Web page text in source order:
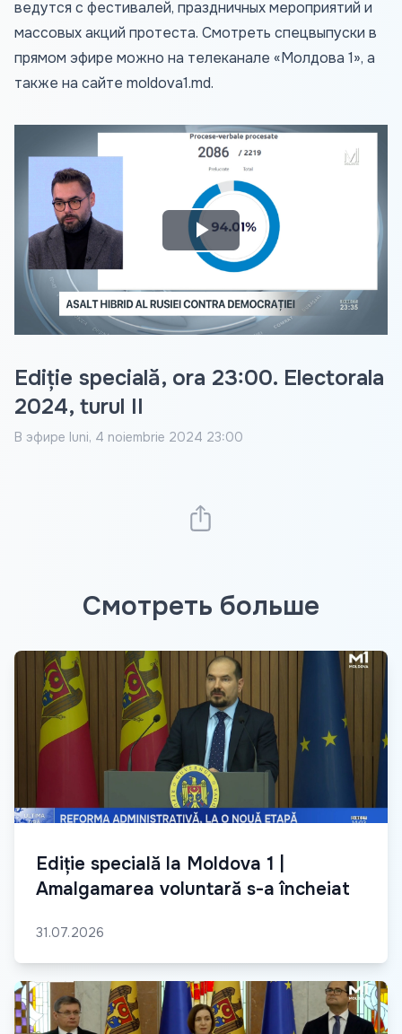
ведутся с фестивалей, праздничных мероприятий и
массовых акций протеста. Смотреть спецвыпуски в
прямом эфире можно на телеканале «Молдова 1», а
также на сайте moldova1.md.
Play
Video
Ediție specială, ora 23:00. Electorala
2024, turul II
В эфире luni, 4 noiembrie 2024 23:00
Смотреть больше
Ediție specială la Moldova 1 |
Amalgamarea voluntară s-a încheiat
31.07.2026